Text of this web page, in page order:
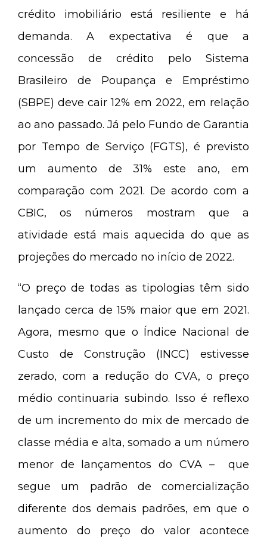
crédito imobiliário está resiliente e há
demanda. A expectativa é que a
concessão de crédito pelo Sistema
Brasileiro de Poupança e Empréstimo
(SBPE) deve cair 12% em 2022, em relação
ao ano passado. Já pelo Fundo de Garantia
por Tempo de Serviço (FGTS), é previsto
um aumento de 31% este ano, em
comparação com 2021. De acordo com a
CBIC, os números mostram que a
atividade está mais aquecida do que as
projeções do mercado no início de 2022.
“O preço de todas as tipologias têm sido
lançado cerca de 15% maior que em 2021.
Agora, mesmo que o Índice Nacional de
Custo de Construção (INCC) estivesse
zerado, com a redução do CVA, o preço
médio continuaria subindo. Isso é reflexo
de um incremento do mix de mercado de
classe média e alta, somado a um número
menor de lançamentos do CVA – que
segue um padrão de comercialização
diferente dos demais padrões, em que o
aumento do preço do valor acontece